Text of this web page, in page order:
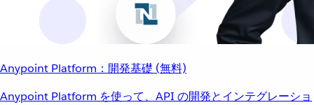
Anypoint Platform：開発基礎 (無料)
Anypoint Platform を使って、API の開発とインテグレーショ